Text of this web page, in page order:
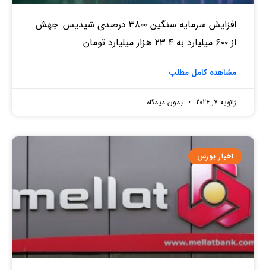
افزایش سرمایه سنگین ۳۸۰۰ درصدی شپدیس: جهش
از ۶۰۰ میلیارد به ۲۳.۴ هزار میلیارد تومان
مشاهده کامل مطلب
ژانویه 7, 2026 بدون دیدگاه
اخبار بورس